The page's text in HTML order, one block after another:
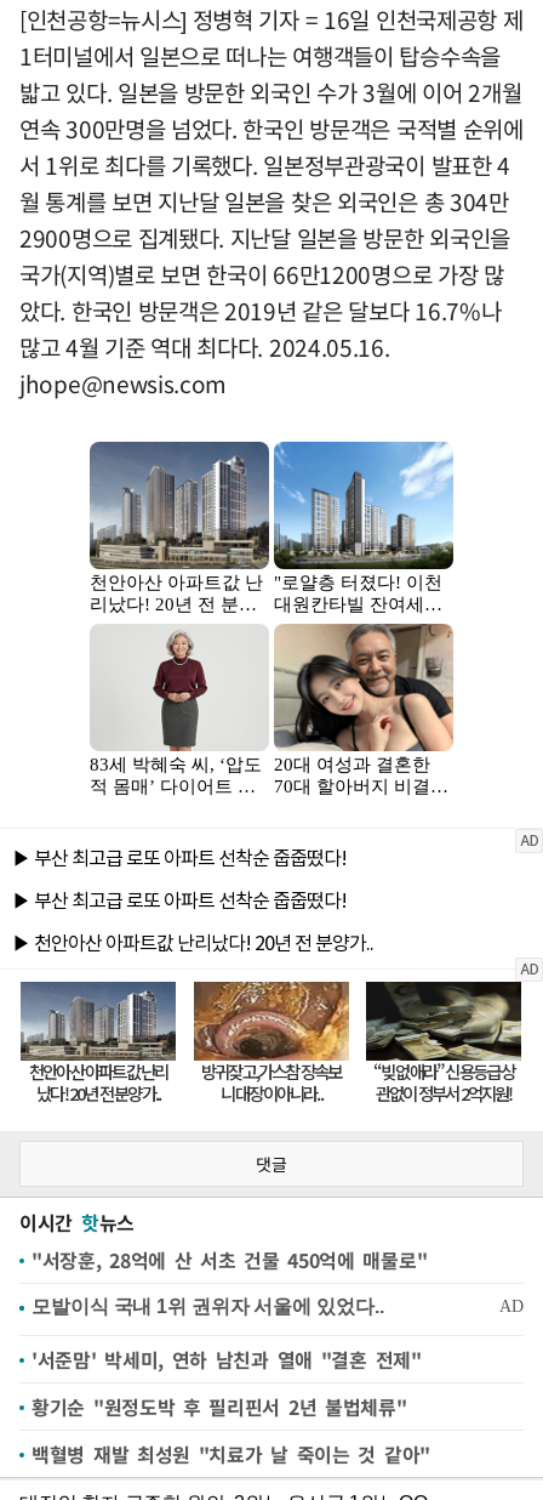
[인천공항=뉴시스] 정병혁 기자 = 16일 인천국제공항 제
1터미널에서 일본으로 떠나는 여행객들이 탑승수속을
밟고 있다. 일본을 방문한 외국인 수가 3월에 이어 2개월
연속 300만명을 넘었다. 한국인 방문객은 국적별 순위에
서 1위로 최다를 기록했다. 일본정부관광국이 발표한 4
월 통계를 보면 지난달 일본을 찾은 외국인은 총 304만
2900명으로 집계됐다. 지난달 일본을 방문한 외국인을
국가(지역)별로 보면 한국이 66만1200명으로 가장 많
았다. 한국인 방문객은 2019년 같은 달보다 16.7%나
많고 4월 기준 역대 최다다. 2024.05.16.
jhope@newsis.com
댓글
이시간 핫뉴스
"서장훈, 28억에 산 서초 건물 450억에 매물로"
'서준맘' 박세미, 연하 남친과 열애 "결혼 전제"
황기순 "원정도박 후 필리핀서 2년 불법체류"
백혈병 재발 최성원 "치료가 날 죽이는 것 같아"